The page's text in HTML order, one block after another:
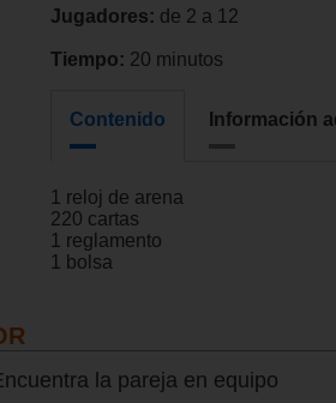
Jugadores: de 2 a 12
Tiempo: 20 minutos
Contenido Información
1 reloj de arena
220 cartas
1 reglamento
1 bolsa
la pareja en equipo